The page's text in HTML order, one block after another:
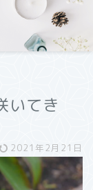
いてき
2021年2月21日